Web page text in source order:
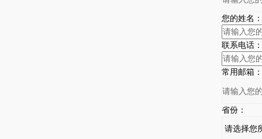
您的姓名：
联系电话：
常用邮箱：
省份：